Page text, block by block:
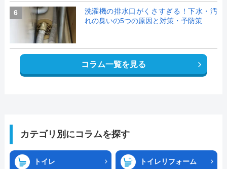
6
洗濯機の排水口がくさすぎる！下水・汚
れの臭いの5つの原因と対策・予防策
コラム一覧を見る
カテゴリ別にコラムを探す
トイレ トイレリフォーム